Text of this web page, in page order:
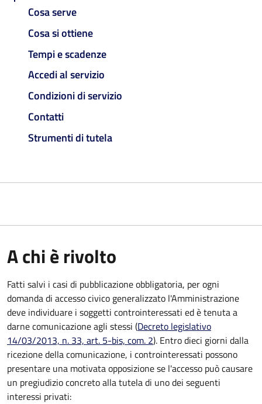
Cosa serve
Cosa si ottiene
Tempi e scadenze
Accedi al servizio
Condizioni di servizio
Contatti
Strumenti di tutela
A chi è rivolto
Fatti salvi i casi di pubblicazione obbligatoria, per ogni
domanda di accesso civico generalizzato l'Amministrazione
deve individuare i soggetti controinteressati ed è tenuta a
darne comunicazione agli stessi (Decreto legislativo
14/03/2013, n. 33, art. 5-bis, com. 2). Entro dieci giorni dalla
ricezione della comunicazione, i controinteressati possono
presentare una motivata opposizione se l'accesso può causare
un pregiudizio concreto alla tutela di uno dei seguenti
interessi privati: